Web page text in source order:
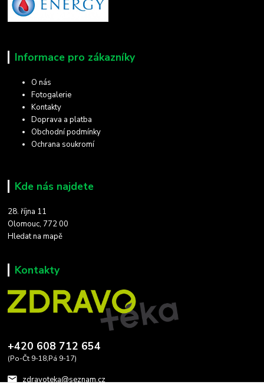
Informace pro zákazníky
O nás
Fotogalerie
Kontakty
Doprava a platba
Obchodní podmínky
Ochrana soukromí
Kde nás najdete
28. října 11
Olomouc, 772 00
Hledat na mapě
Kontakty
+420 608 712 654
(Po-Čt 9-18,Pá 9-17)
zdravoteka@seznam.cz